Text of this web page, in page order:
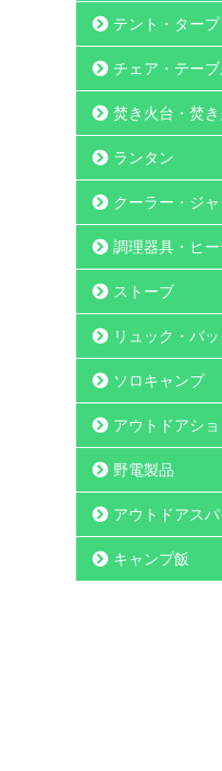
テント・タープ
チェア・テー
焚き火台・焚
ランタン
クーラー・ジ
調理器具・ヒ
ストーブ
リュック・バ
ソロキャンプ
アウトドアシ
野電製品
アウトドアスパ
キャンプ飯